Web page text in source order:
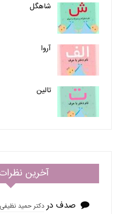
شاهگل
آروا
تالین
آخرین
صدف دردکتر حمید نظیفی